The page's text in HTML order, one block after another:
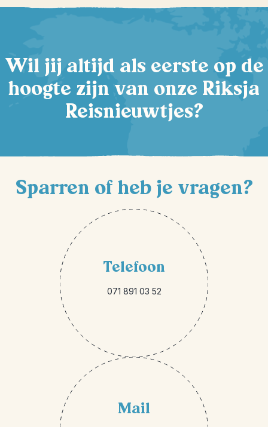
Wil jij altijd als eerste op de
hoogte zijn van onze Riksja
Reisnieuwtjes?
Sparren of heb je vragen?
Telefoon
071 891 03 52
Mail